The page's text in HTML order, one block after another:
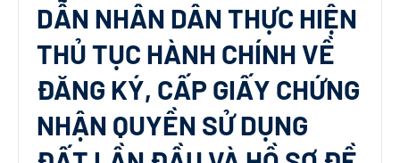
DẪN NHÂN DÂN THỰC HIỆN
THỦ TỤC HÀNH CHÍNH VỀ
ĐĂNG KÝ, CẤP GIẤY CHỨNG
NHẬN QUYỀN SỬ DỤNG